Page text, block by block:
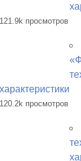
121.9k просмотров
характеристики
120.2k просмотров